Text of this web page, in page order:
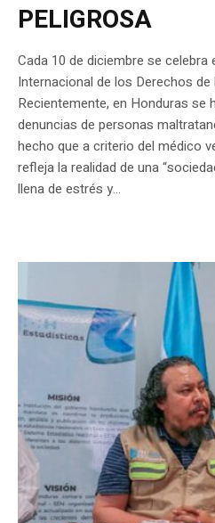
PELIGROSA
Cada 10 de diciembre se celebra
Internacional de los Derechos de
Recientemente, en Honduras se
denuncias de personas
hecho que a criterio del médico
refleja la realidad de una
llena de estrés y...